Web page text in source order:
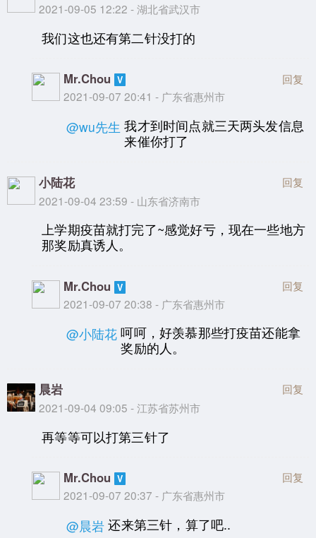
2021-09-05 12:22 - 湖北省武汉市
我们这也还有第二针没打的
Mr.Chou
2021-09-07 20:41 - 广东省惠州市
回复
@wu先生 我才到时间点就三天两头发信息
来催你打了
小陆花
2021-09-04 23:59 - 山东省济南市
回复
上学期疫苗就打完了~感觉好亏，现在一些地方
那奖励真诱人。
Mr.Chou
2021-09-07 20:38 - 广东省惠州市
回复
@小陆花 呵呵，好羡慕那些打疫苗还能拿
奖励的人。
晨岩
2021-09-04 09:05 - 江苏省苏州市
回复
再等等可以打第三针了
Mr.Chou
2021-09-07 20:37 - 广东省惠州市
回复
@晨岩 还来第三针，算了吧..